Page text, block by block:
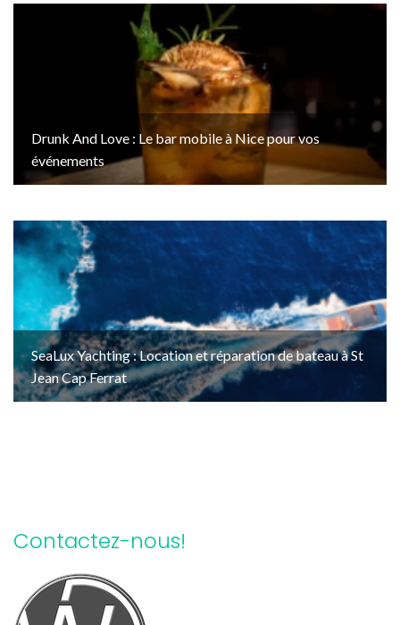
Drunk And Love : Le bar mobile à Nice pour vos
événements
SeaLux Yachting : Location et réparation de bateau à St
Jean Cap Ferrat
Contactez-nous!